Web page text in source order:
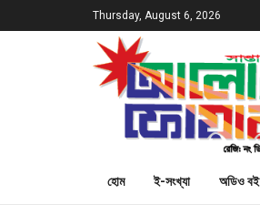
Thursday, August 6, 2026
হোম ই-সংখ্যা অডিও বই